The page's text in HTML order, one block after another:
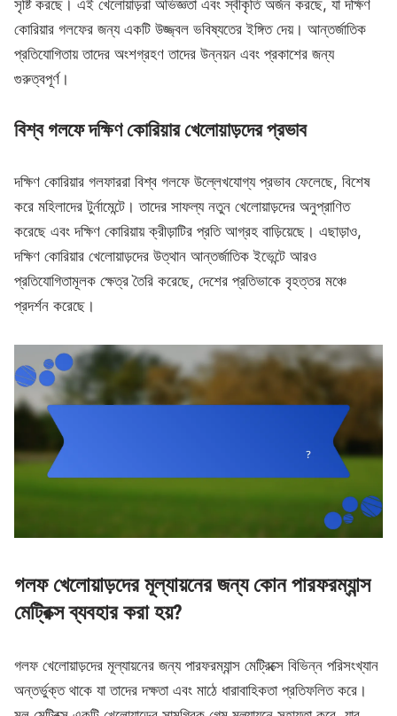
সৃষ্টি করছে। এই খেলোয়াড়রা অভিজ্ঞতা এবং স্বীকৃতি অর্জন করছে, যা দক্ষিণ
কোরিয়ার গলফের জন্য একটি উজ্জ্বল ভবিষ্যতের ইঙ্গিত দেয়। আন্তর্জাতিক
প্রতিযোগিতায় তাদের অংশগ্রহণ তাদের উন্নয়ন এবং প্রকাশের জন্য
গুরুত্বপূর্ণ।
বিশ্ব গলফে দক্ষিণ কোরিয়ার খেলোয়াড়দের প্রভাব
দক্ষিণ কোরিয়ার গলফাররা বিশ্ব গলফে উল্লেখযোগ্য প্রভাব ফেলেছে, বিশেষ
করে মহিলাদের টুর্নামেন্টে। তাদের সাফল্য নতুন খেলোয়াড়দের অনুপ্রাণিত
করেছে এবং দক্ষিণ কোরিয়ায় ক্রীড়াটির প্রতি আগ্রহ বাড়িয়েছে। এছাড়াও,
দক্ষিণ কোরিয়ার খেলোয়াড়দের উত্থান আন্তর্জাতিক ইভেন্টে আরও
প্রতিযোগিতামূলক ক্ষেত্র তৈরি করেছে, দেশের প্রতিভাকে বৃহত্তর মঞ্চে
প্রদর্শন করেছে।
গলফ খেলোয়াড়দের মূল্যায়নের জন্য কোন পারফরম্যান্স
মেট্রিক্স ব্যবহার করা হয়?
গলফ খেলোয়াড়দের মূল্যায়নের জন্য পারফরম্যান্স মেট্রিক্সে বিভিন্ন পরিসংখ্যান
অন্তর্ভুক্ত থাকে যা তাদের দক্ষতা এবং মাঠে ধারাবাহিকতা প্রতিফলিত করে।